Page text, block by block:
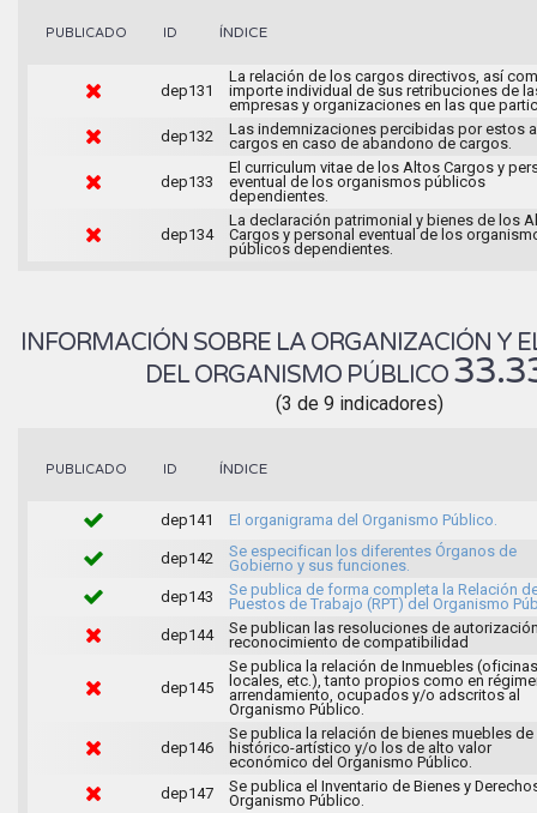
PUBLICADO ID ÍNDICE
dep131
La relación de los cargos directivos, así
importe individual de sus retribuciones de
empresas y organizaciones en las que
dep132
Las indemnizaciones percibidas por estos
cargos en caso de abandono de cargos.
dep133
El curriculum vitae de los Altos Cargos y
eventual de los organismos públicos
dependientes.
dep134
La declaración patrimonial y bienes de los
Cargos y personal eventual de los
públicos dependientes.
INFORMACIÓN SOBRE LA ORGANIZACIÓN Y
DEL ORGANISMO PÚBLICO
(3 de 9 indicadores)
PUBLICADO ID ÍNDICE
dep141 El organigrama del Organismo Público.
dep142
Se especifican los diferentes Órganos de
Gobierno y sus funciones.
dep143
Se publica de forma completa la Relación
Puestos de Trabajo (RPT) del Organismo
dep144
Se publican las resoluciones de
reconocimiento de compatibilidad
dep145
Se publica la relación de Inmuebles
locales, etc.), tanto propios como en
arrendamiento, ocupados y/o adscritos al
Organismo Público.
dep146
Se publica la relación de bienes muebles de
histórico-artístico y/o los de alto valor
económico del Organismo Público.
dep147
Se publica el Inventario de Bienes y
Organismo Público.